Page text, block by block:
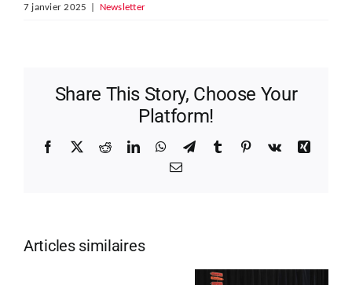
7 janvier 2025 | Newsletter
Share This Story, Choose Your
Platform!
Facebook
X RedditLinkedInWhatsApp
TelegramTumblr Pinterest
Vk
Xing
Email
Articles similaires